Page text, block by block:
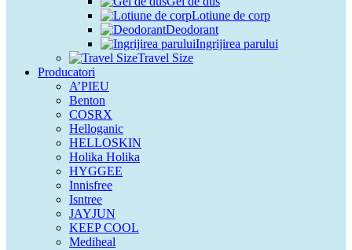
Lotiune de corp
Deodorant
Ingrijirea parului
Travel Size
Producatori
A’PIEU
Benton
COSRX
Helloganic
HELLOSKIN
Holika Holika
HYGGEE
Innisfree
Isntree
JAYJUN
KEEP COOL
Mediheal